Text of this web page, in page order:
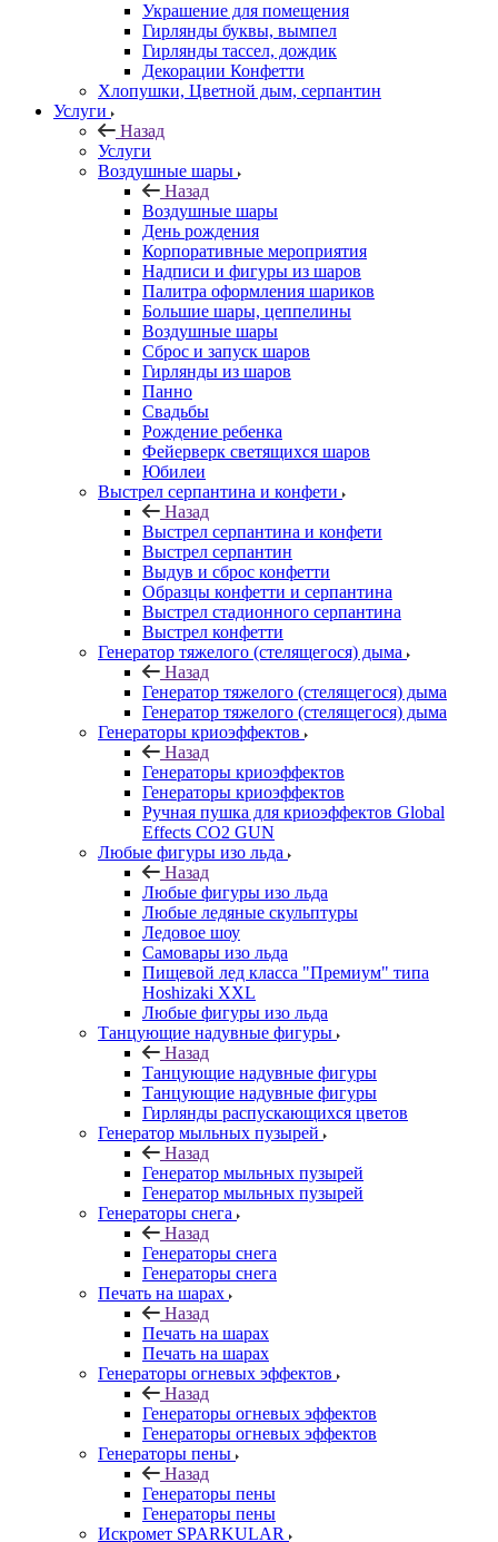
Украшение для помещения
Гирлянды буквы, вымпел
Гирлянды тассел, дождик
Декорации Конфетти
Хлопушки, Цветной дым, серпантин
Услуги
Назад
Услуги
Воздушные шары
Назад
Воздушные шары
День рождения
Корпоративные мероприятия
Надписи и фигуры из шаров
Палитра оформления шариков
Большие шары, цеппелины
Воздушные шары
Сброс и запуск шаров
Гирлянды из шаров
Панно
Свадьбы
Рождение ребенка
Фейерверк светящихся шаров
Юбилеи
Выстрел серпантина и конфети
Назад
Выстрел серпантина и конфети
Выстрел серпантин
Выдув и сброс конфетти
Образцы конфетти и серпантина
Выстрел стадионного серпантина
Выстрел конфетти
Генератор тяжелого (стелящегося) дыма
Назад
Генератор тяжелого (стелящегося) дыма
Генератор тяжелого (стелящегося) дыма
Генераторы криоэффектов
Назад
Генераторы криоэффектов
Генераторы криоэффектов
Ручная пушка для криоэффектов Global
Effects CO2 GUN
Любые фигуры изо льда
Назад
Любые фигуры изо льда
Любые ледяные скульптуры
Ледовое шоу
Самовары изо льда
Пищевой лед класса "Премиум" типа
Hoshizaki XXL
Любые фигуры изо льда
Танцующие надувные фигуры
Назад
Танцующие надувные фигуры
Танцующие надувные фигуры
Гирлянды распускающихся цветов
Генератор мыльных пузырей
Назад
Генератор мыльных пузырей
Генератор мыльных пузырей
Генераторы снега
Назад
Генераторы снега
Генераторы снега
Печать на шарах
Назад
Печать на шарах
Печать на шарах
Генераторы огневых эффектов
Назад
Генераторы огневых эффектов
Генераторы огневых эффектов
Генераторы пены
Назад
Генераторы пены
Генераторы пены
Искромет SPARKULAR